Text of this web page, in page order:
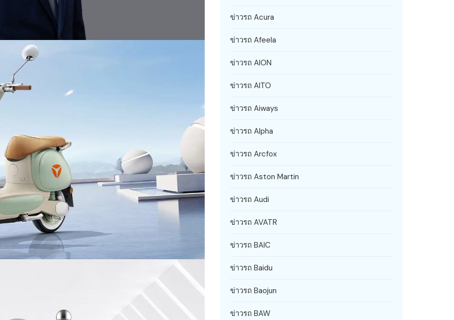
ข่าวรถ Acura
ข่าวรถ Afeela
ข่าวรถ AION
ข่าวรถ AITO
ข่าวรถ Aiways
ข่าวรถ Alpha
ข่าวรถ Arcfox
ข่าวรถ Aston Martin
ข่าวรถ Audi
ข่าวรถ AVATR
ข่าวรถ BAIC
ข่าวรถ Baidu
ข่าวรถ Baojun
ข่าวรถ BAW